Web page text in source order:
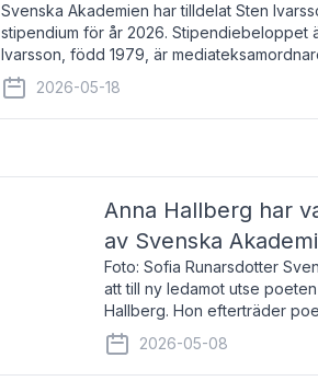
Svenska Akademien har tilldelat Sten
stipendium för år 2026. Stipendiebeloppet
Ivarsson, född 1979, är
Trelleborg. Här har han på
2026-05-18
Anna Hallberg har
av Svenska
Foto: Sofia Runarsdotter
att till ny ledamot utse
Hallberg. Hon efterträder
och kommer att ta sitt inträde
högtidssammankomst
2026-05-08